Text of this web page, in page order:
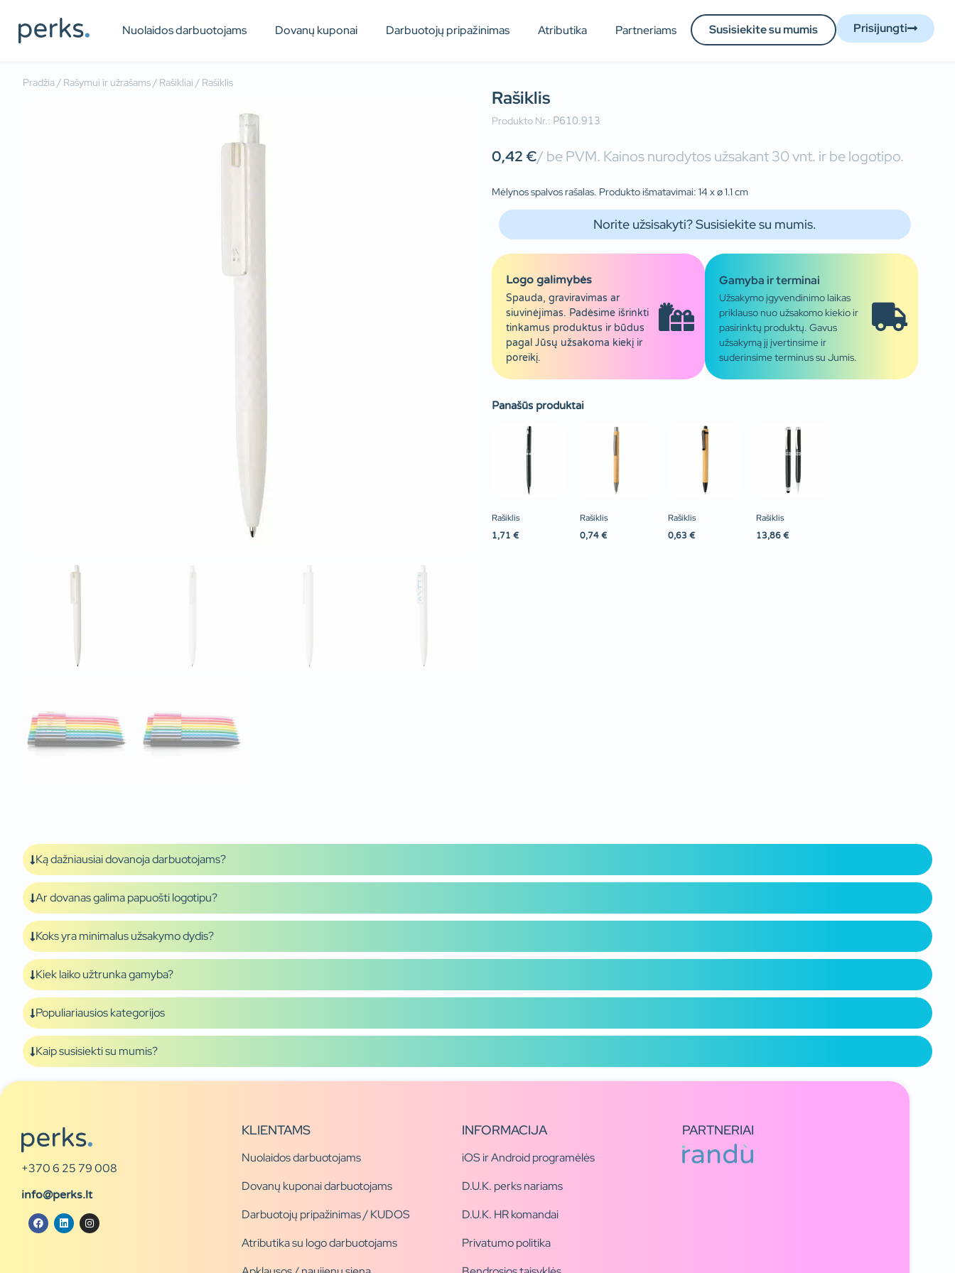
Nuolaidos darbuotojams Dovanų kuponai Darbuotojų pripažinimas Atributika Partneriams Susisiekite su mumis Prisijungti
Pradžia/ Rašymui ir užrašams/ Rašikliai / Rašiklis
Rašiklis
Produkto Nr.: P610.913
0,42€/ be PVM. Kainos nurodytos užsakant 30 vnt. ir be logotipo.
Mėlynos spalvos rašalas. Produkto išmatavimai: 14 x ø 1.1 cm
Norite užsisakyti? Susisiekite su mumis.
Logo galimybės
Spauda, graviravimas ar
siuvinėjimas. Padėsime išrinkti
tinkamus produktus ir būdus
pagal Jūsų užsakoma kiekį ir
poreikį.
Gamyba ir terminai
Užsakymo įgyvendinimo laikas
priklauso nuo užsakomo kiekio ir
pasirinktų produktų. Gavus
užsakymą jį įvertinsime ir
suderinsime terminus su Jumis.
Panašūs produktai
Rašiklis
1,71 €
Rašiklis
0,74 €
Rašiklis
0,63 €
Rašiklis
13,86 €
Ką dažniausiai dovanoja darbuotojams?
Ar dovanas galima papuošti logotipu?
Koks yra minimalus užsakymo dydis?
Kiek laiko užtrunka gamyba?
Populiariausios kategorijos
Kaip susisiekti su mumis?
+370 6 25 79 008
info@perks.lt
KLIENTAMS
Nuolaidos darbuotojams
Dovanų kuponai darbuotojams
Darbuotojų pripažinimas / KUDOS
Atributika su logo darbuotojams
INFORMACIJA
iOS ir Android programėlės
D.U.K. perks nariams
D.U.K. HR komandai
Privatumo politika
PARTNERIAI